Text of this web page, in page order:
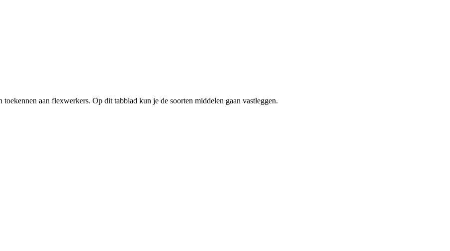
aan flexwerkers. Op dit tabblad kun je de soorten middelen gaan vastleggen.